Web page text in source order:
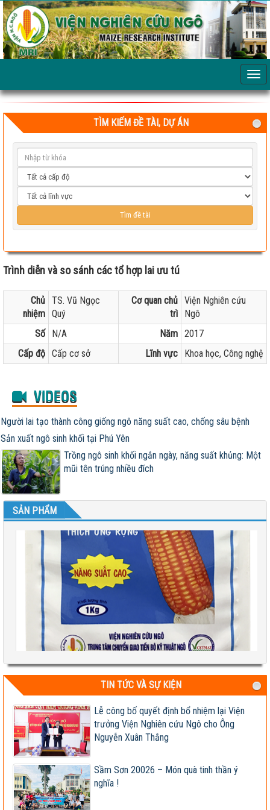
TÌM KIẾM ĐỀ TÀI, DỰ ÁN
Trình diễn và so sánh các tổ hợp lai ưu tú
Chủ
nhiệm
TS. Vũ Ngọc
Quý
Cơ quan chủ
trì
Viện Nghiên cứu
Ngô
Số
N/A Năm 2017
Cấp độ Cấp cơ sở Lĩnh vực Khoa học, Công nghệ
VIDEOS
Người lai tạo thành công giống ngô năng suất cao, chống sâu bệnh
Sản xuất ngô sinh khối tại Phú Yên
Trồng ngô sinh khối ngắn ngày, năng suất khủng: Một
mũi tên trúng nhiều đích
SẢN PHẨM
Test 2
04-08-2026 06:17:14 PM
TIN TỨC VÀ SỰ KIỆN
Lễ công bố quyết định bổ nhiệm lại Viện
trưởng Viện Nghiên cứu Ngô cho Ông
Nguyễn Xuân Thắng
Sầm Sơn 20026 – Món quà tinh thần ý
nghĩa !